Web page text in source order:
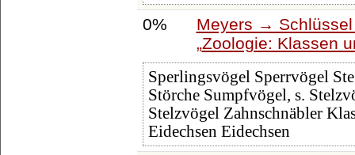
0%
Meyers →
Zoologie: Klassen
Sperlingsvögel Sperrvögel
Störche Sumpfvögel, s.
Stelzvögel Zahnschnäbler
Eidechsen Eidechsen